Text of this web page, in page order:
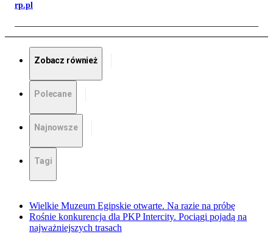
rp.pl
Zobacz również
Polecane
Najnowsze
Tagi
Wielkie Muzeum Egipskie otwarte. Na razie na próbę
Rośnie konkurencja dla PKP Intercity. Pociągi pojadą na
najważniejszych trasach